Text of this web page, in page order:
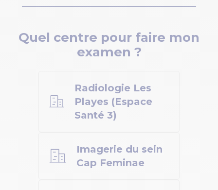
Quel centre pour faire mon
examen ?
Radiologie Les
Playes (Espace
Santé 3)
Imagerie du sein
Cap Feminae